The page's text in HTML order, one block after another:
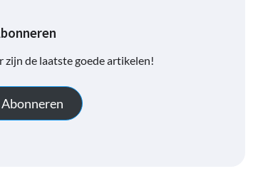
zijn de laatste goede artikelen!
Abonneren